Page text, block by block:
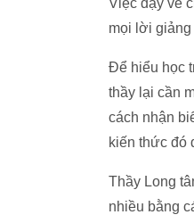
Việc dạy vẽ
mọi lời giảng
Để hiểu học
thầy lại cần
cách nhận
kiến thức đó
Thầy Long
nhiều bằng